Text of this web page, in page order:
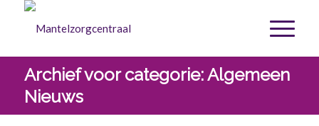
Archief voor categorie: Algemeen
Nieuws